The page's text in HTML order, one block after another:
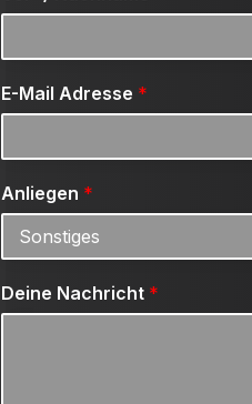
E-Mail Adresse *
Anliegen *
Deine Nachricht *